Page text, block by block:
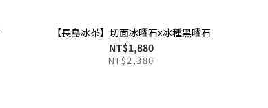
【長島冰茶】切面冰曜石x冰種黑曜石
NT$1,880
NT$2,380